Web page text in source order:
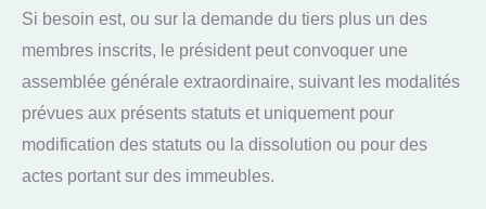
Si besoin est, ou sur la demande du tiers plus un des
membres inscrits, le président peut convoquer une
assemblée générale extraordinaire, suivant les modalités
prévues aux présents statuts et uniquement pour
modification des statuts ou la dissolution ou pour des
actes portant sur des immeubles.